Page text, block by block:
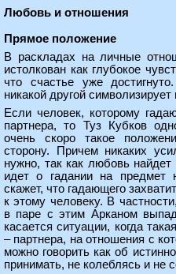
Любовь и отношения
Прямое положение
В раскладах на личные
истолкован как глубокое
что счастье уже
никакой другой
Если человек, которому
партнера, то Туз Кубков
очень скоро такое
сторону. Причем никаких
нужно, так как любовь
идет о гадании на предмет
скажет, что гадающего
к этому человеку. В
в паре с этим Арканом
касается ситуации, когда
– партнера, на отношения с
можно говорить как об
принимать, не колеблясь и не